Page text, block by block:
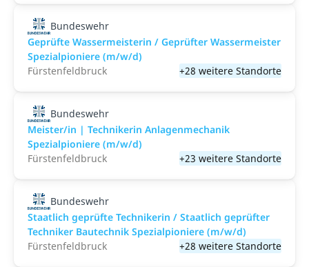
Bundeswehr
Geprüfte Wassermeisterin / Geprüfter Wassermeister
Spezialpioniere (m/w/d)
Fürstenfeldbruck
+28 weitere Standorte
Bundeswehr
Meister/in | Technikerin Anlagenmechanik
Spezialpioniere (m/w/d)
Fürstenfeldbruck
+23 weitere Standorte
Bundeswehr
Staatlich geprüfte Technikerin / Staatlich geprüfter
Techniker Bautechnik Spezialpioniere (m/w/d)
Fürstenfeldbruck
+28 weitere Standorte